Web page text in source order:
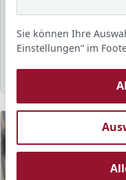
Sortierung
Sie können Ihre
Einstellungen“ im